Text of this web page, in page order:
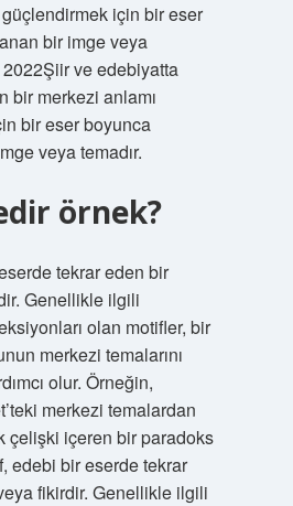
için bir eser
bir imge veya
2022Şiir ve edebiyatta
bir merkezi anlamı
bir eser boyunca
veya temadır.
örnek?
tekrar eden bir
Genellikle ilgili
olan motifler, bir
merkezi temalarını
olur. Örneğin,
merkezi temalardan
çelişki içeren bir paradoks
edebi bir eserde tekrar
fikirdir. Genellikle ilgili